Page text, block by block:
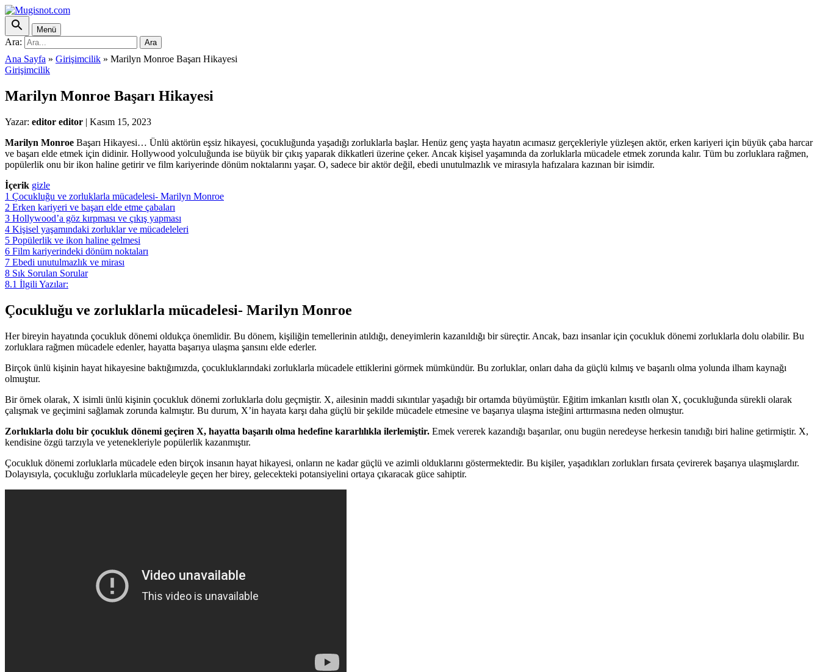
Menü
Ara: Ara
Ana Sayfa » Girişimcilik » Marilyn Monroe Başarı Hikayesi
Girişimcilik
Marilyn Monroe Başarı Hikayesi
Yazar: editor editor | Kasım 15, 2023
Marilyn Monroe Başarı Hikayesi… Ünlü aktörün eşsiz hikayesi, çocukluğunda yaşadığı zorluklarla başlar. Henüz genç yaşta hayatın acımasız gerçekleriyle yüzleşen aktör, erken kariyeri için büyük çaba harcar
ve başarı elde etmek için didinir. Hollywood yolculuğunda ise büyük bir çıkış yaparak dikkatleri üzerine çeker. Ancak kişisel yaşamında da zorluklarla mücadele etmek zorunda kalır. Tüm bu zorluklara rağmen,
popülerlik onu bir ikon haline getirir ve film kariyerinde dönüm noktalarını yaşar. O, sadece bir aktör değil, ebedi unutulmazlık ve mirasıyla hafızalara kazınan bir isimdir.
İçerik gizle
1 Çocukluğu ve zorluklarla mücadelesi- Marilyn Monroe
2 Erken kariyeri ve başarı elde etme çabaları
3 Hollywood’a göz kırpması ve çıkış yapması
4 Kişisel yaşamındaki zorluklar ve mücadeleleri
5 Popülerlik ve ikon haline gelmesi
6 Film kariyerindeki dönüm noktaları
7 Ebedi unutulmazlık ve mirası
8 Sık Sorulan Sorular
8.1 İlgili Yazılar:
Çocukluğu ve zorluklarla mücadelesi- Marilyn Monroe
Her bireyin hayatında çocukluk dönemi oldukça önemlidir. Bu dönem, kişiliğin temellerinin atıldığı, deneyimlerin kazanıldığı bir süreçtir. Ancak, bazı insanlar için çocukluk dönemi zorluklarla dolu olabilir. Bu
zorluklara rağmen mücadele edenler, hayatta başarıya ulaşma şansını elde ederler.
Birçok ünlü kişinin hayat hikayesine baktığımızda, çocukluklarındaki zorluklarla mücadele ettiklerini görmek mümkündür. Bu zorluklar, onları daha da güçlü kılmış ve başarılı olma yolunda ilham kaynağı
olmuştur.
Bir örnek olarak, X isimli ünlü kişinin çocukluk dönemi zorluklarla dolu geçmiştir. X, ailesinin maddi sıkıntılar yaşadığı bir ortamda büyümüştür. Eğitim imkanları kısıtlı olan X, çocukluğunda sürekli olarak
çalışmak ve geçimini sağlamak zorunda kalmıştır. Bu durum, X’in hayata karşı daha güçlü bir şekilde mücadele etmesine ve başarıya ulaşma isteğini arttırmasına neden olmuştur.
Zorluklarla dolu bir çocukluk dönemi geçiren X, hayatta başarılı olma hedefine kararlılıkla ilerlemiştir. Emek vererek kazandığı başarılar, onu bugün neredeyse herkesin tanıdığı biri haline getirmiştir. X,
kendisine özgü tarzıyla ve yetenekleriyle popülerlik kazanmıştır.
Çocukluk dönemi zorluklarla mücadele eden birçok insanın hayat hikayesi, onların ne kadar güçlü ve azimli olduklarını göstermektedir. Bu kişiler, yaşadıkları zorlukları fırsata çevirerek başarıya ulaşmışlardır.
Dolayısıyla, çocukluğu zorluklarla mücadeleyle geçen her birey, gelecekteki potansiyelini ortaya çıkaracak güce sahiptir.